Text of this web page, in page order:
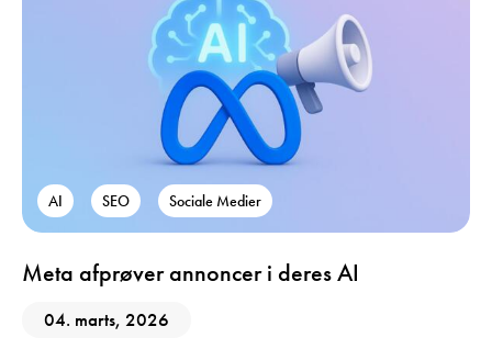
AI SEO Sociale Medier
Meta afprøver annoncer i deres AI
04. marts, 2026